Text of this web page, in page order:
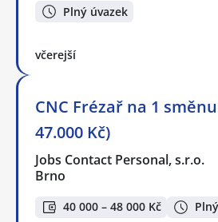
Plný úvazek
včerejší
CNC Frézař na 1
47.000 Kč)
Jobs Contact Personal, s.r.o.
Brno
40 000 – 48 000 Kč